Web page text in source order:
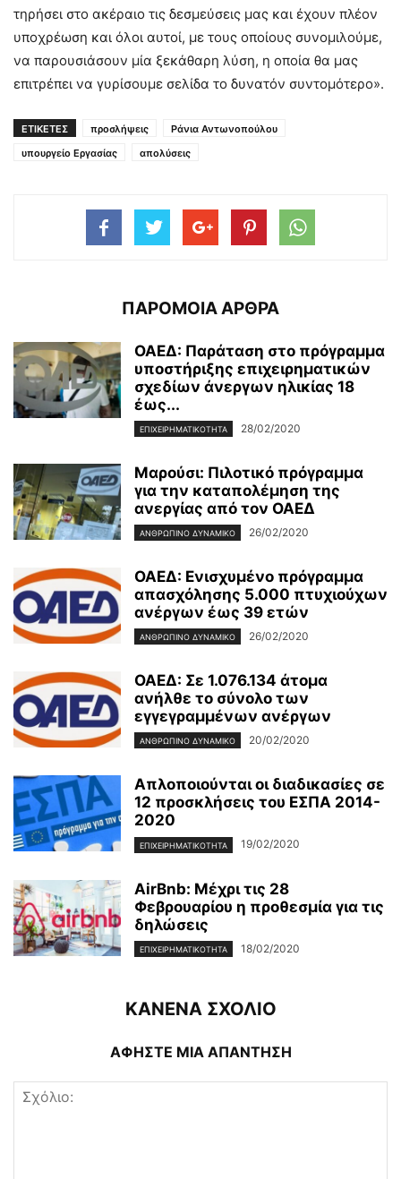
τηρήσει στο ακέραιο τις δεσμεύσεις μας και έχουν πλέον
υποχρέωση και όλοι αυτοί, με τους οποίους συνομιλούμε,
να παρουσιάσουν μία ξεκάθαρη λύση, η οποία θα μας
επιτρέπει να γυρίσουμε σελίδα το δυνατόν συντομότερο».
ΕΤΙΚΕΤΕΣ προσλήψεις
Ράνια Αντωνοπούλου
υπουργείο Εργασίας
απολύσεις
ΠΑΡΟΜΟΙΑ ΑΡΘΡΑ
ΟΑΕΔ: Παράταση στο πρόγραμμα
υποστήριξης επιχειρηματικών
σχεδίων άνεργων ηλικίας 18
έως...
ΕΠΙΧΕΙΡΗΜΑΤΙΚΌΤΗΤΑ 28/02/2020
Μαρούσι: Πιλοτικό πρόγραμμα
για την καταπολέμηση της
ανεργίας από τον ΟΑΕΔ
ΑΝΘΡΏΠΙΝΟ ΔΥΝΑΜΙΚΌ 26/02/2020
ΟΑΕΔ: Ενισχυμένο πρόγραμμα
απασχόλησης 5.000 πτυχιούχων
ανέργων έως 39 ετών
ΑΝΘΡΏΠΙΝΟ ΔΥΝΑΜΙΚΌ 26/02/2020
ΟΑΕΔ: Σε 1.076.134 άτομα
ανήλθε το σύνολο των
εγγεγραμμένων ανέργων
ΑΝΘΡΏΠΙΝΟ ΔΥΝΑΜΙΚΌ 20/02/2020
Απλοποιούνται οι διαδικασίες σε
12 προσκλήσεις του ΕΣΠΑ 2014-
2020
ΕΠΙΧΕΙΡΗΜΑΤΙΚΌΤΗΤΑ 19/02/2020
AirBnb: Μέχρι τις 28
Φεβρουαρίου η προθεσμία για τις
δηλώσεις
ΕΠΙΧΕΙΡΗΜΑΤΙΚΌΤΗΤΑ 18/02/2020
ΚΑΝΕΝΑ ΣΧΟΛΙΟ
ΑΦΗΣΤΕ ΜΙΑ ΑΠΑΝΤΗΣΗ